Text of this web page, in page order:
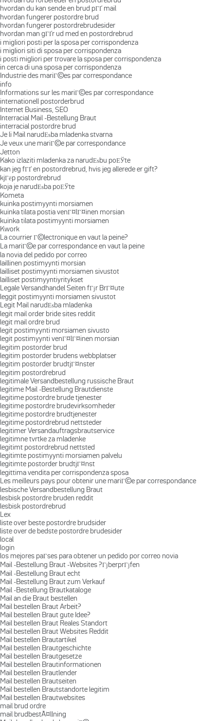
hvordan du kan sende en brud pГҐ mail
hvordan fungerer postordre brud
hvordan fungerer postordrebrudesider
hvordan man gГҐr ud med en postordrebrud
i migliori posti per la sposa per corrispondenza
i migliori siti di sposa per corrispondenza
i posti migliori per trovare la sposa per corrispondenza
in cerca di una sposa per corrispondenza
Industrie des mariГ©es par correspondance
info
Informations sur les mariГ©es par correspondance
internationell postorderbrud
Internet Business, SEO
Interracial Mail -Bestellung Braut
interracial postordre brud
Je li Mail narudЕѕba mladenka stvarna
Je veux une mariГ©e par correspondance
Jetton
Kako izlaziti mladenka za narudЕѕbu poЕЎte
kan jeg fГҐ en postordrebrud, hvis jeg allerede er gift?
kjГёp postordrebrud
koja je narudЕѕba poЕЎte
Kometa
kuinka postimyynti morsiamen
kuinka tilata postia venГ¤lГ¤inen morsian
kuinka tilata postimyynti morsiamen
Kwork
La courrier Г©lectronique en vaut la peine?
La mariГ©e par correspondance en vaut la peine
la novia del pedido por correo
laillinen postimyynti morsian
lailliset postimyynti morsiamen sivustot
lailliset postimyyntiyritykset
Legale Versandhandel Seiten fГјr BrГ¤ute
leggit postimyynti morsiamen sivustot
Legit Mail narudЕѕba mladenka
legit mail order bride sites reddit
legit mail ordre brud
legit postimyynti morsiamen sivusto
legit postimyynti venГ¤lГ¤inen morsian
legitim postorder brud
legitim postorder brudens webbplatser
legitim postorder brudtjГ¤nster
legitim postordrebrud
legitimale Versandbestellung russische Braut
legitime Mail -Bestellung Brautdienste
legitime postordre brude tjenester
legitime postordre brudevirksomheder
legitime postordre brudtjenester
legitime postordrebrud nettsteder
legitimer Versandauftragsbrautservice
legitimne tvrtke za mladenke
legitimt postordrebrud nettsted
legitimte postimyynti morsiamen palvelu
legitimte postorder brudtjГ¤nst
legittima vendita per corrispondenza sposa
Les meilleurs pays pour obtenir une mariГ©e par correspondance
lesbische Versandbestellung Braut
lesbisk postordre bruden reddit
lesbisk postordrebrud
Lex
liste over beste postordre brudsider
liste over de bedste postordre brudesider
local
login
los mejores paГ­ses para obtener un pedido por correo novia
Mail -Bestellung Braut -Websites ?ГјberprГјfen
Mail -Bestellung Braut echt
Mail -Bestellung Braut zum Verkauf
Mail -Bestellung Brautkataloge
Mail an die Braut bestellen
Mail bestellen Braut Arbeit?
Mail bestellen Braut gute Idee?
Mail bestellen Braut Reales Standort
Mail bestellen Braut Websites Reddit
Mail bestellen Brautartikel
Mail bestellen Brautgeschichte
Mail bestellen Brautgesetze
Mail bestellen Brautinformationen
Mail bestellen Brautlender
Mail bestellen Brautseiten
Mail bestellen Brautstandorte legitim
Mail bestellen Brautwebsites
mail brud ordre
mail brudbestÃ¤llning